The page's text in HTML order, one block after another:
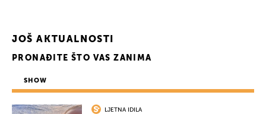
JOŠ AKTUALNOSTI
PRONAĐITE ŠTO VAS ZANIMA
SHOW
LJETNA IDILA
UKLJUČITE NOTIFIKACIJE